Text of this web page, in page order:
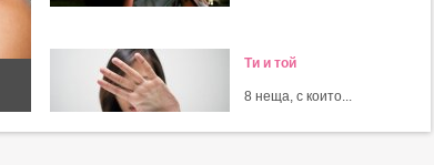
Ти и той
8 неща, с които...